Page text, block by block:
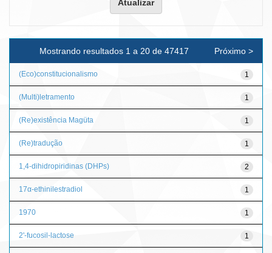
Mostrando resultados 1 a 20 de 47417 Próximo >
(Eco)constitucionalismo 1
(Multi)letramento 1
(Re)existência Magüta 1
(Re)tradução 1
1,4-dihidropiridinas (DHPs) 2
17α-ethinilestradiol 1
1970 1
2'-fucosil-lactose 1